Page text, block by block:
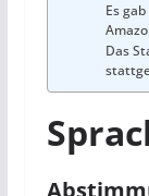
Es
Das